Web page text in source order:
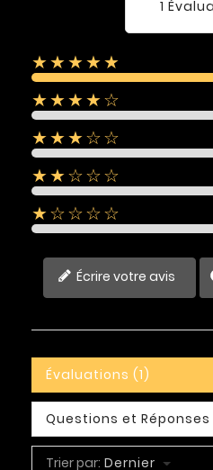
1
★★★★★
★★★★☆
★★★☆☆
★★☆☆☆
★☆☆☆☆
Écrire votre avis
Évaluations (1)
Questions et
Trier par: Dernier